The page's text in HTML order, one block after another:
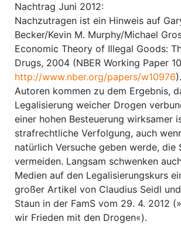
Nachtrag Juni 2012:
Nachzutragen ist ein Hinweis auf
Becker/Kevin M. Murphy/Michael
Economic Theory of Illegal Goods:
Drugs, 2004 (NBER Working Paper
http://www.nber.org/papers/w10976
Autoren kommen zu dem Ergebnis,
Legalisierung weicher Drogen
einer hohen Besteuerung wirksamer
strafrechtliche Verfolgung, auch
natürlich Versuche geben werde, die
vermeiden. Langsam schwenken
Medien auf den Legalisierungskurs
großer Artikel von Claudius Seidl
Staun in der FamS vom 29. 4. 2012
wir Frieden mit den Drogen«).